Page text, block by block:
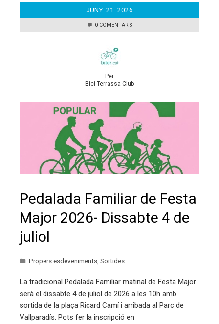
JUNY 21 2026
0 COMENTARIS
Per
Bici Terrassa Club
Pedalada Familiar de Festa
Major 2026- Dissabte 4 de
juliol
Propers esdeveniments, Sortides
La tradicional Pedalada Familiar matinal de Festa Major
serà el dissabte 4 de juliol de 2026 a les 10h amb
sortida de la plaça Ricard Camí i arribada al Parc de
Vallparadís. Pots fer la inscripció en